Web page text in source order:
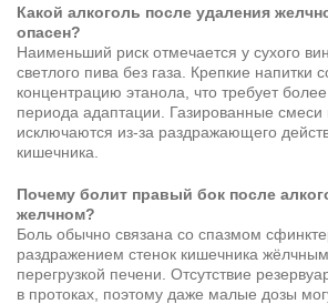
Какой алкоголь после удаления
опасен?
Наименьший риск отмечается у сухого
светлого пива без газа. Крепкие напитки
концентрацию этанола, что требует
периода адаптации. Газированные смеси
исключаются из-за раздражающего
кишечника.
Почему болит правый бок после
желчном?
Боль обычно связана со спазмом
раздражением стенок кишечника
перегрузкой печени. Отсутствие
в протоках, поэтому даже малые дозы
Нажимая кнопку я соглашаюсь сполитикой
и пользовательским соглашением
Вызвать специалиста
Результаты поиска (0)
Нажимая кнопку я соглашаюсь с